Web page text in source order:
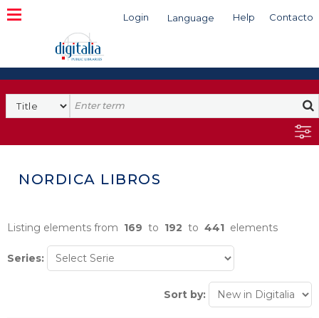
Login Language Help Contacto
Search
NORDICA LIBROS
Listing elements from 169 to 192 to 441 elements
Series:
Sort by: